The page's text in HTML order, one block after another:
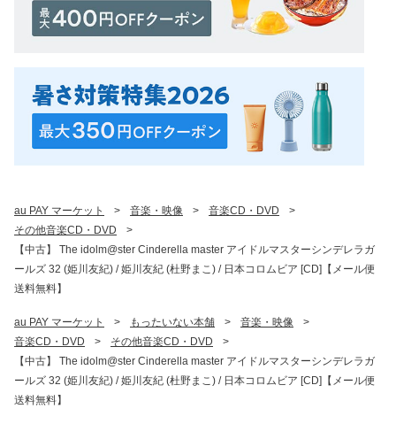
au PAY マーケット > 音楽・映像 > 音楽CD・DVD
>
その他音楽CD・DVD
>
【中古】 The idolm@ster Cinderella master アイドルマスターシンデレラガ
ールズ 32 (姫川友紀) / 姫川友紀 (杜野まこ) / 日本コロムビア [CD]【メール便
送料無料】
au PAY マーケット > もったいない本舗 > 音楽・映像
>
音楽CD・DVD
> その他音楽CD・DVD
>
【中古】 The idolm@ster Cinderella master アイドルマスターシンデレラガ
ールズ 32 (姫川友紀) / 姫川友紀 (杜野まこ) / 日本コロムビア [CD]【メール便
送料無料】